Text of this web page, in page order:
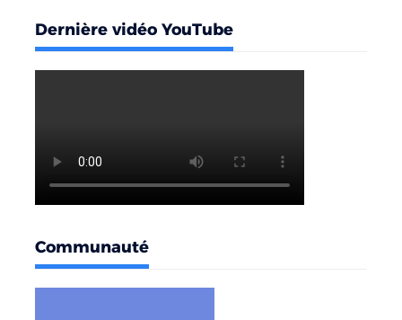
Dernière vidéo YouTube
Communauté